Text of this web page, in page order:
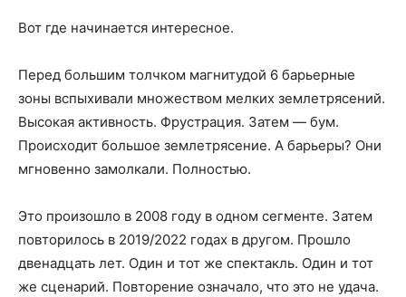
Вот где начинается интересное.
Перед большим толчком магнитудой 6 барьерные
зоны вспыхивали множеством мелких землетрясений.
Высокая активность. Фрустрация. Затем — бум.
Происходит большое землетрясение. А барьеры? Они
мгновенно замолкали. Полностью.
Это произошло в 2008 году в одном сегменте. Затем
повторилось в 2019/2022 годах в другом. Прошло
двенадцать лет. Один и тот же спектакль. Один и тот
же сценарий. Повторение означало, что это не удача.